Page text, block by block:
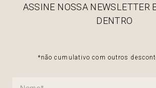
ASSINE NOSSA NEWSLETTER
DENTRO
*não cumulativo com outros